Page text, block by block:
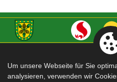
Impressum
Um unsere Webseite für Sie
analysieren, verwenden wir